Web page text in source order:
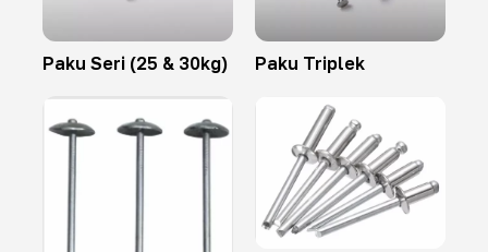
Paku Seri (25 & 30kg) Paku Triplek